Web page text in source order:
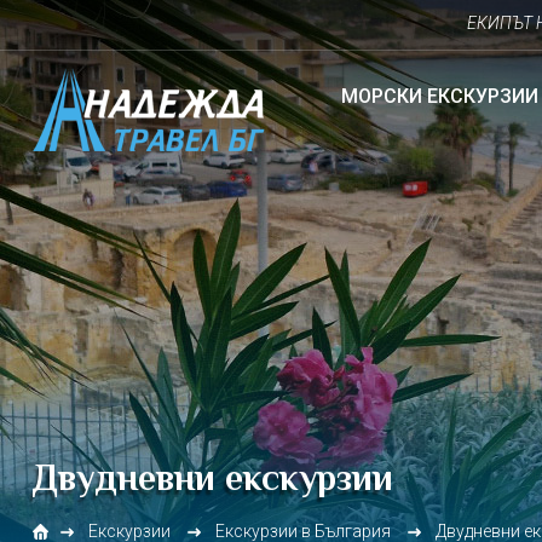
ЕКИПЪТ НА
МОРСКИ ЕКСКУРЗИИ
Двудневни екскурзии
Екскурзии Екскурзии в България Двудневни